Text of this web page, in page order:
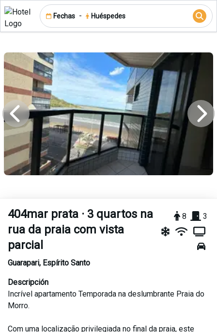
Fechas - Huéspedes
404mar prata · 3 quartos na
rua da praia com vista
parcial
8 3
Guarapari, Espírito Santo
Descripción
Incrível apartamento Temporada na deslumbrante Praia do
Morro.
Com uma localização privilegiada no final da praia, este